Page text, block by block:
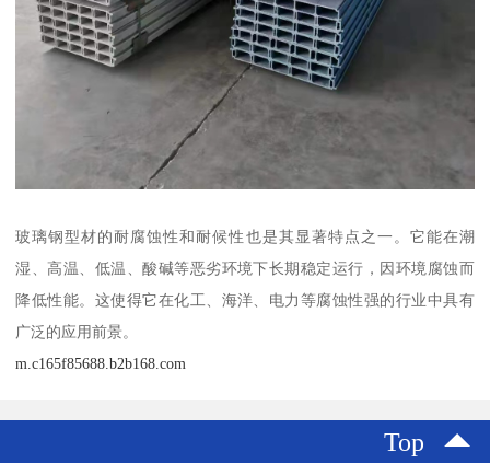
玻璃钢型材的耐腐蚀性和耐候性也是其显著特点之一。它能在潮
湿、高温、低温、酸碱等恶劣环境下长期稳定运行，因环境腐蚀而
降低性能。这使得它在化工、海洋、电力等腐蚀性强的行业中具有
广泛的应用前景。
m.c165f85688.b2b168.com
Top